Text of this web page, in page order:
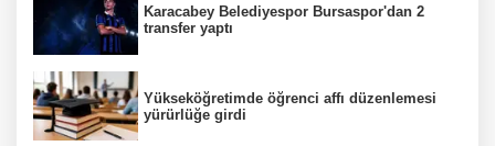
Karacabey Belediyespor Bursaspor'dan 2
transfer yaptı
Yükseköğretimde öğrenci affı düzenlemesi
yürürlüğe girdi